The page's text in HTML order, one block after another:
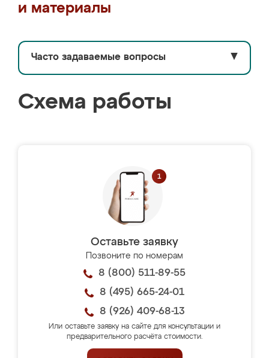
и материалы
Часто задаваемые вопросы ▼
Схема работы
Оставьте заявку
Позвоните по номерам
8 (800) 511-89-55
8 (495) 665-24-01
8 (926) 409-68-13
Или оставьте заявку на сайте для консультации и
предварительного расчёта стоимости.